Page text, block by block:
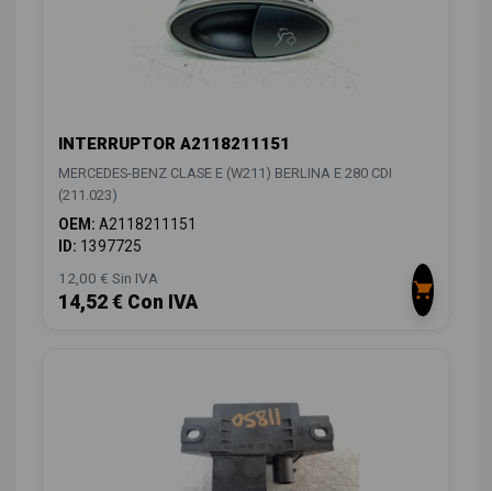
INTERRUPTOR A2118211151
MERCEDES-BENZ CLASE E (W211) BERLINA E 280 CDI
(211.023)
OEM: A2118211151
ID: 1397725
12,00 € Sin IVA
14,52 € Con IVA